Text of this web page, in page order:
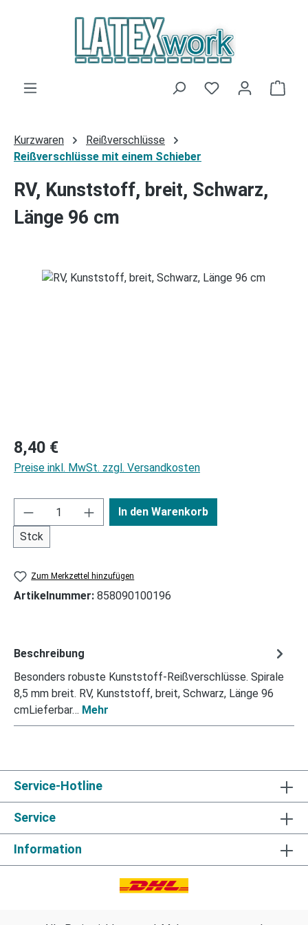
Zum Hauptinhalt springen
Du hast 0
Kurzwaren
Reißverschlüsse
Reißverschlüsse mit einem Schieber
RV, Kunststoff, breit, Schwarz,
Länge 96 cm
Bildergalerie überspringen
Regulärer Preis:
8,40 €
Preise inkl. MwSt. zzgl. Versandkosten
Stck
In den Warenkorb
Zum Merkzettel hinzufügen
Artikelnummer: 858090100196
Beschreibung
Besonders robuste Kunststoff-Reißverschlüsse. Spirale
8,5 mm breit. RV, Kunststoff, breit, Schwarz, Länge 96
cmLieferbar… Mehr
Service-Hotline
Service
Information